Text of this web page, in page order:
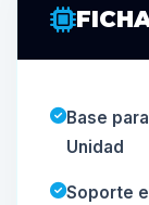
Base
Unidad
Soporte